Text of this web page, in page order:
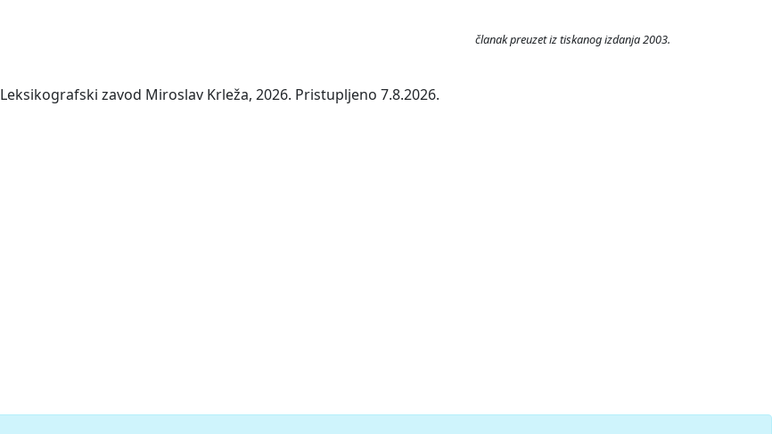
članak preuzet iz tiskanog izdanja 2003.
Leksikografski zavod Miroslav Krleža, 2026. Pristupljeno 7.8.2026.